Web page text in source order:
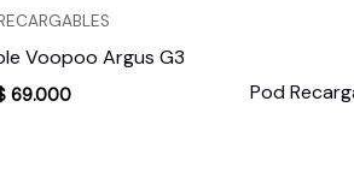
Voopoo Argus G3
69.000 Pod